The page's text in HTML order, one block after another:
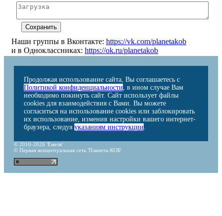
Наши группы в Вконтакте: https://vk.com/planetakob
и в Одноклассниках: https://ok.ru/planetakob
Продолжая использование сайта, Вы соглашаетесь с
Политикой конфиденциальности, в ином случае Вам
необходимо покинуть сайт. Сайт использует файлы
cookies для взаимодействия с Вами. Вы можете
согласиться на использование cookies или заблокировать
их использование, изменив настройки вашего интернет-
браузера, следуя указаниям инструкции.
© 2010-2026 'Емеля'
© Первая концептуальная сеть 'Планета-КОБ'